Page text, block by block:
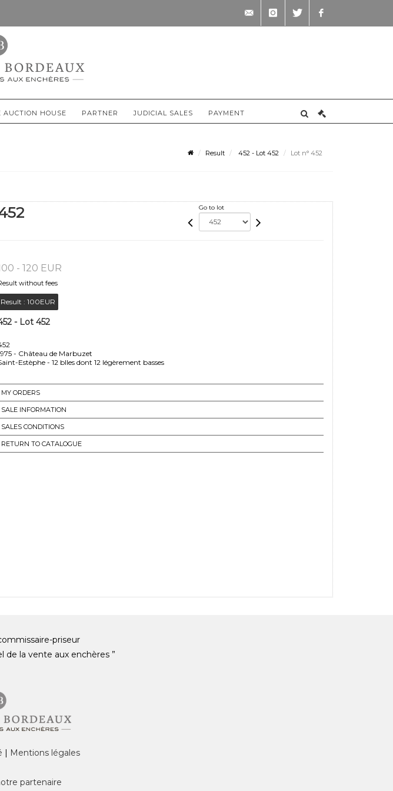
AUCTION HOUSE PARTNER JUDICIAL SALES PAYMENT
Result 452 - Lot 452 Lot n° 452
Go to lot
- 120 EUR
without fees
Result : 100EUR
- Lot 452
- Château de Marbuzet
Estèphe - 12 blles dont 12 légèrement basses
MY ORDERS
SALE INFORMATION
SALES CONDITIONS
RETURN TO CATALOGUE
priseur
de la vente aux enchères ”
| Mentions légales
partenaire